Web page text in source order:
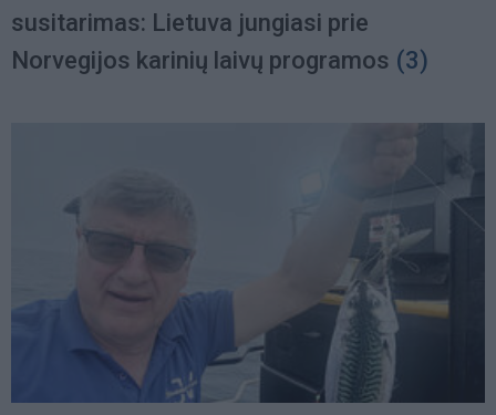
susitarimas: Lietuva jungiasi prie
Norvegijos karinių laivų programos (3)